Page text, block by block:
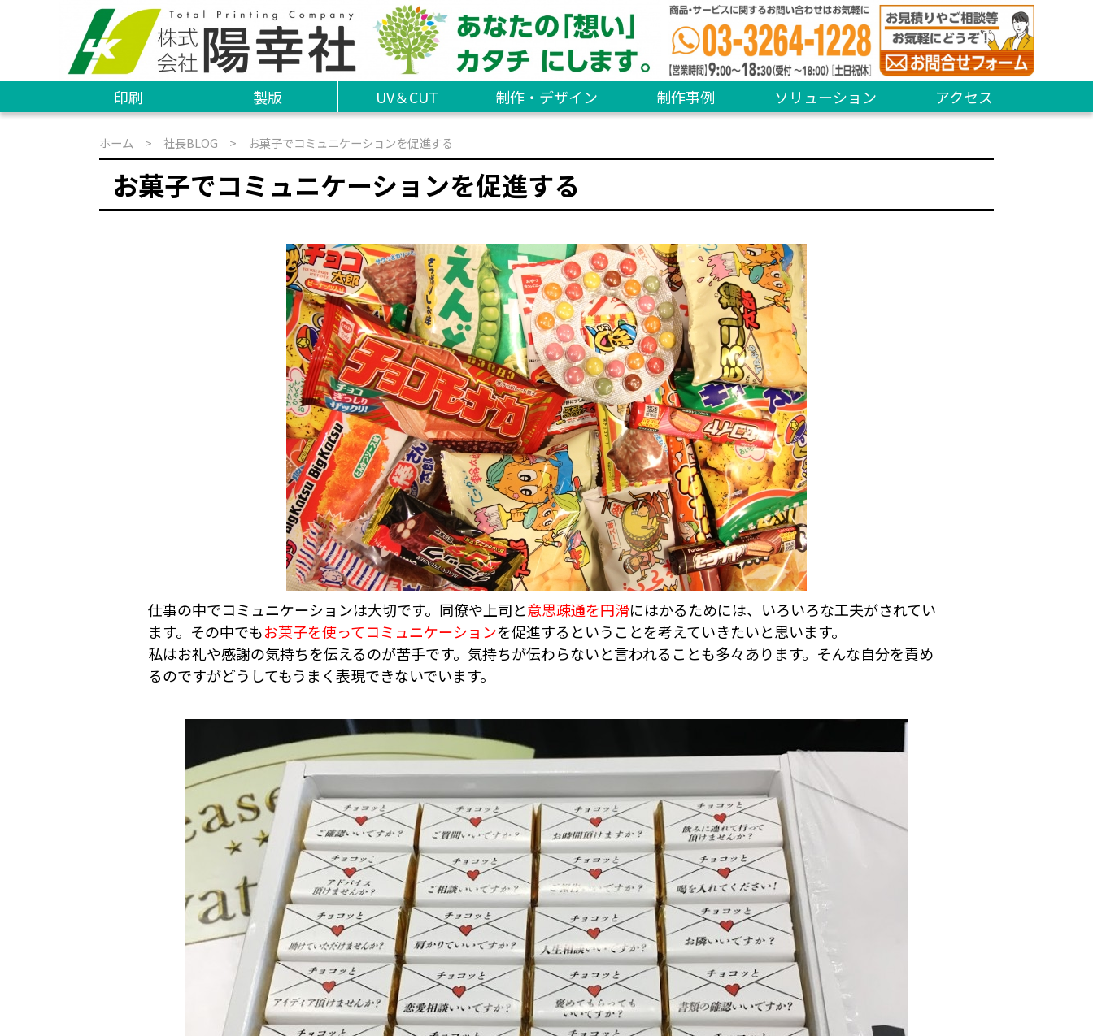
印刷 製版 UV＆CUT 制作・デザイン 制作事例 ソリューション アクセス
ホーム > 社長BLOG > お菓子でコミュニケーションを促進する
お菓子でコミュニケーションを促進する
仕事の中でコミュニケーションは大切です。同僚や上司と意思疎通を円滑にはかるためには、いろいろな工夫がされてい
ます。その中でもお菓子を使ってコミュニケーションを促進するということを考えていきたいと思います。
私はお礼や感謝の気持ちを伝えるのが苦手です。気持ちが伝わらないと言われることも多々あります。そんな自分を責め
るのですがどうしてもうまく表現できないでいます。